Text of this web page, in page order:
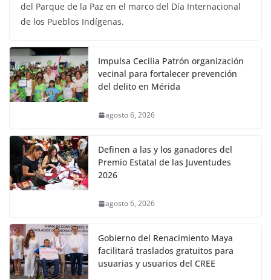
del Parque de la Paz en el marco del Día Internacional
de los Pueblos Indígenas.
Impulsa Cecilia Patrón organización
vecinal para fortalecer prevención
del delito en Mérida
agosto 6, 2026
Definen a las y los ganadores del
Premio Estatal de las Juventudes
2026
agosto 6, 2026
Gobierno del Renacimiento Maya
facilitará traslados gratuitos para
usuarias y usuarios del CREE